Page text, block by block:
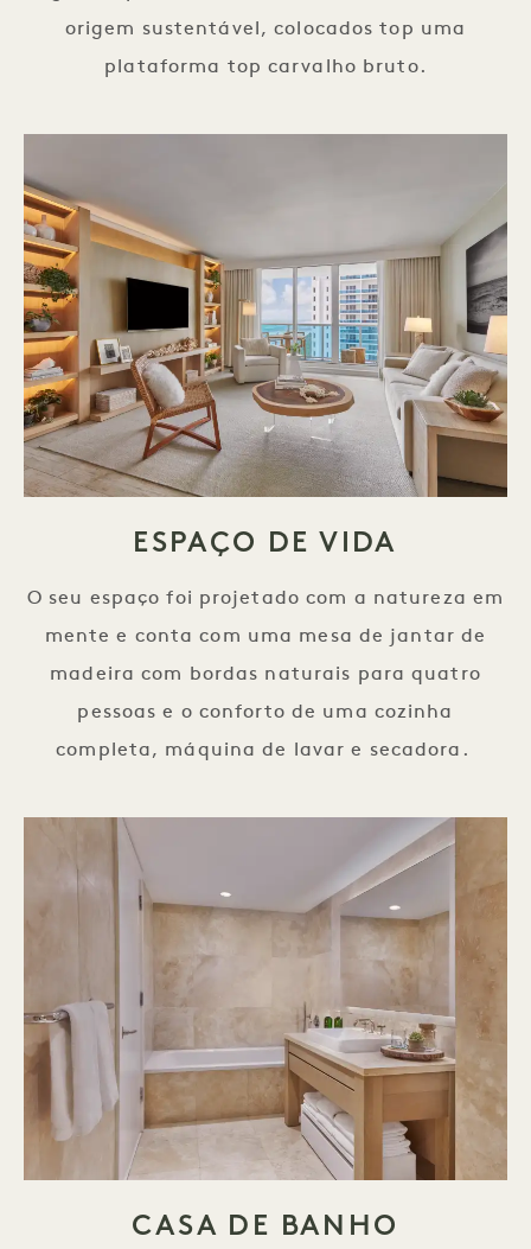
origem sustentável, colocados top uma
plataforma top carvalho bruto.
ESPAÇO DE VIDA
O seu espaço foi projetado com a natureza em
mente e conta com uma mesa de jantar de
madeira com bordas naturais para quatro
pessoas e o conforto de uma cozinha
completa, máquina de lavar e secadora.
CASA DE BANHO